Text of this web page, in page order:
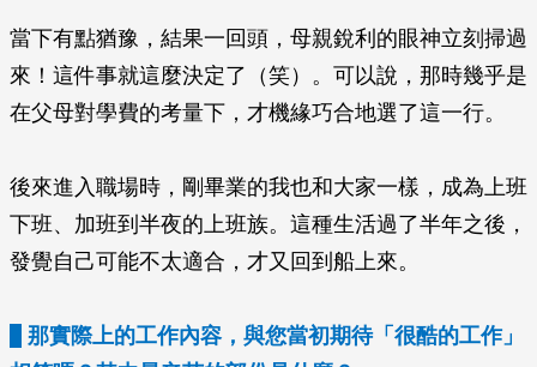
當下有點猶豫，結果一回頭，母親銳利的眼神立刻掃過
來！這件事就這麼決定了（笑）。可以說，那時幾乎是
在父母對學費的考量下，才機緣巧合地選了這一行。
後來進入職場時，剛畢業的我也和大家一樣，成為上班
下班、加班到半夜的上班族。這種生活過了半年之後，
發覺自己可能不太適合，才又回到船上來。
那實際上的工作內容，與您當初期待「很酷的工作」